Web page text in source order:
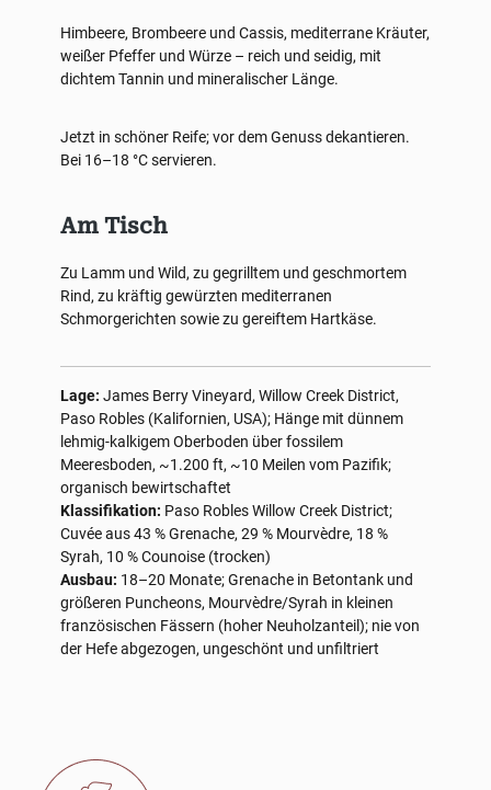
Himbeere, Brombeere und Cassis, mediterrane Kräuter,
weißer Pfeffer und Würze – reich und seidig, mit
dichtem Tannin und mineralischer Länge.
Jetzt in schöner Reife; vor dem Genuss dekantieren.
Bei 16–18 °C servieren.
Am Tisch
Zu Lamm und Wild, zu gegrilltem und geschmortem
Rind, zu kräftig gewürzten mediterranen
Schmorgerichten sowie zu gereiftem Hartkäse.
Lage: James Berry Vineyard, Willow Creek District,
Paso Robles (Kalifornien, USA); Hänge mit dünnem
lehmig-kalkigem Oberboden über fossilem
Meeresboden, ~1.200 ft, ~10 Meilen vom Pazifik;
organisch bewirtschaftet
Klassifikation: Paso Robles Willow Creek District;
Cuvée aus 43 % Grenache, 29 % Mourvèdre, 18 %
Syrah, 10 % Counoise (trocken)
Ausbau: 18–20 Monate; Grenache in Betontank und
größeren Puncheons, Mourvèdre/Syrah in kleinen
französischen Fässern (hoher Neuholzanteil); nie von
der Hefe abgezogen, ungeschönt und unfiltriert